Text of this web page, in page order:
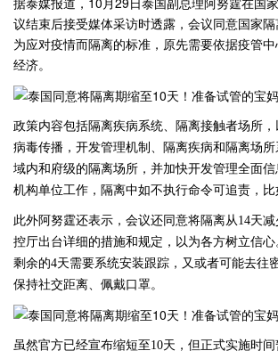
议结束后接受媒体采访时透露，会议同意国家
为应对疫情而隔离的标准，原先需要依据疫管
经济。
政策内容包括隔离疾病系统、隔离接触者场所
病毒传播，开发管理机制、隔离疾病和隔离场
域内和府级的隔离场所，并加快开发管理全面
机构单位工作，隔离中如不执行命令可追责，比
此外阿努霆还表示，会议还同意将隔离从 14天
控厅出台详细的措施和规定，以为各方树立信心
剩余的4天需要系统安装跟踪，又或者可能去往
保持社交距离、佩戴口罩。
虽然官方已经宣布缩短至 10天，但正式实施时间